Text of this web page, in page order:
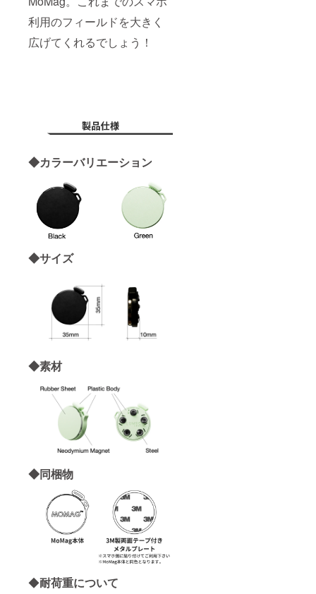
利用のフィールドを大きく
広げてくれるでしょう！
◆カラーバリエーション
◆サイズ
◆素材
◆同梱物
◆耐荷重について